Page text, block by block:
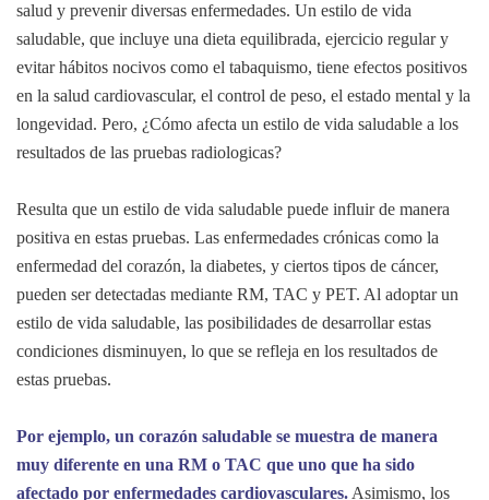
salud y prevenir diversas enfermedades. Un estilo de vida
saludable, que incluye una dieta equilibrada, ejercicio regular y
evitar hábitos nocivos como el tabaquismo, tiene efectos positivos
en la salud cardiovascular, el control de peso, el estado mental y la
longevidad. Pero, ¿Cómo afecta un estilo de vida saludable a los
resultados de las pruebas radiologicas?
Resulta que un estilo de vida saludable puede influir de manera
positiva en estas pruebas. Las enfermedades crónicas como la
enfermedad del corazón, la diabetes, y ciertos tipos de cáncer,
pueden ser detectadas mediante RM, TAC y PET. Al adoptar un
estilo de vida saludable, las posibilidades de desarrollar estas
condiciones disminuyen, lo que se refleja en los resultados de
estas pruebas.
Por ejemplo, un corazón saludable se muestra de manera
muy diferente en una RM o TAC que uno que ha sido
afectado por enfermedades cardiovasculares. Asimismo, los